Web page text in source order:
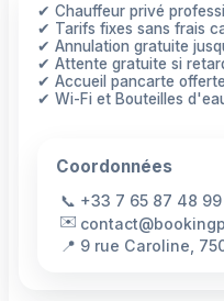
✔ Chauffeur privé
✔ Tarifs fixes sans frais
✔ Annulation gratuite
✔ Attente gratuite si
✔ Accueil pancarte offerte
✔ Wi-Fi et Bouteilles
Coordonnées
📞 +33 7 65 87 48 99
✉️
📍 9 rue Caroline,